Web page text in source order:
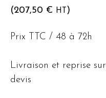
initial
279,00 €.
(207,50 € HT )
Prix TTC / 48 à 72h
Livraison et reprise sur
devis